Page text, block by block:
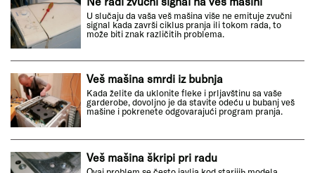
U slučaju da vaša veš mašina više ne emituje zvučni
signal kada završi ciklus pranja ili tokom rada, to
može biti znak različitih problema.
Veš mašina smrdi iz bubnja
Kada želite da uklonite fleke i prljavštinu sa vaše
garderobe, dovoljno je da stavite odeću u bubanj veš
mašine i pokrenete odgovarajući program pranja.
Veš mašina škripi pri radu